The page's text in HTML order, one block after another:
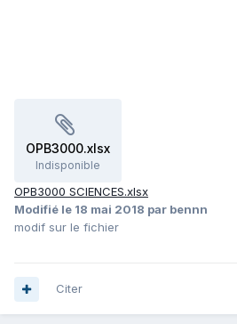
OPB3000.xlsx
Indisponible
OPB3000 SCIENCES.xlsx
Modifié le 18 mai 2018 par bennn
modif sur le fichier
Citer